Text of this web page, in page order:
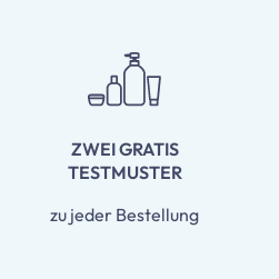
ZWEI GRATIS
TESTMUSTER
zu jeder Bestellung